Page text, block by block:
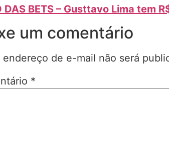
DAS BETS – Gusttavo Lima tem
um comentário
endereço de e-mail não será
*